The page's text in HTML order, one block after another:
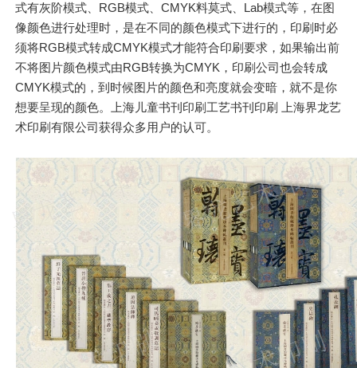
式有灰阶模式、RGB模式、CMYK料莫式、Lab模式等，在图
像颜色进行处理时，是在不同的颜色模式下进行的，印刷时必
须将RGB模式转成CMYK模式才能符合印刷要求，如果输出前
不将图片颜色模式由RGB转换为CMYK，印刷公司也会转成
CMYK模式的，到时候图片的颜色和亮度就会变暗，就不是你
想要呈现的颜色。上海儿童书刊印刷工艺书刊印刷 上海界龙艺
术印刷有限公司获得众多用户的认可。